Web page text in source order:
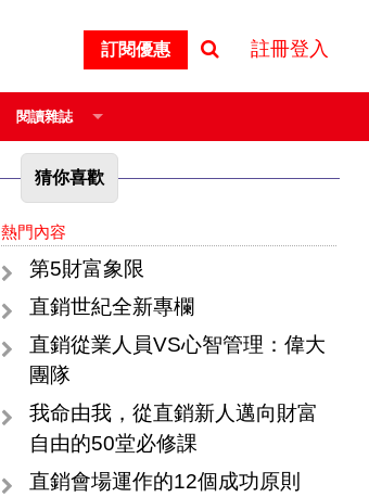
訂閱優惠 註冊登入
閱讀雜誌
猜你喜歡
熱門內容
第5財富象限
直銷世紀全新專欄
直銷從業人員VS心智管理：偉大
團隊
我命由我，從直銷新人邁向財富
自由的50堂必修課
直銷會場運作的12個成功原則